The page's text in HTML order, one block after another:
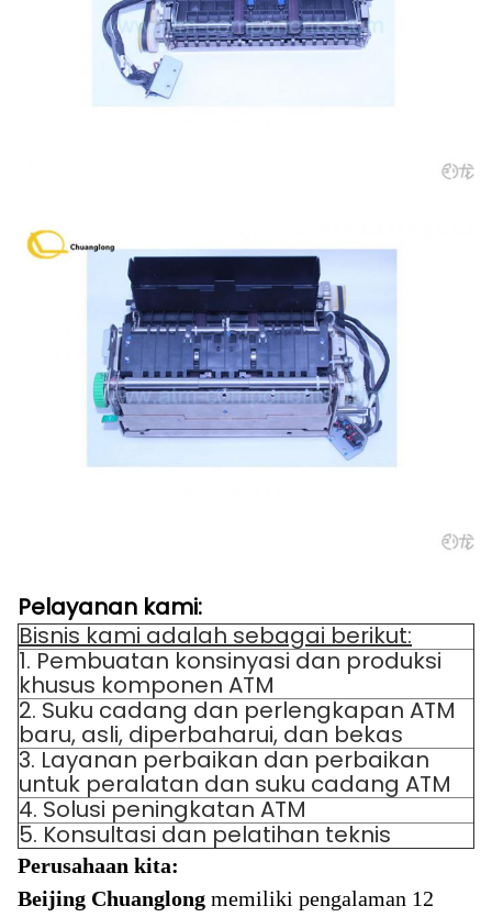
Pelayanan kami:
Bisnis kami adalah sebagai berikut:
1. Pembuatan konsinyasi dan produksi
khusus komponen ATM
2. Suku cadang dan perlengkapan ATM
baru, asli, diperbaharui, dan bekas
3. Layanan perbaikan dan perbaikan
untuk peralatan dan suku cadang ATM
4. Solusi peningkatan ATM
5. Konsultasi dan pelatihan teknis
Perusahaan kita:
Beijing Chuanglong memiliki pengalaman 12